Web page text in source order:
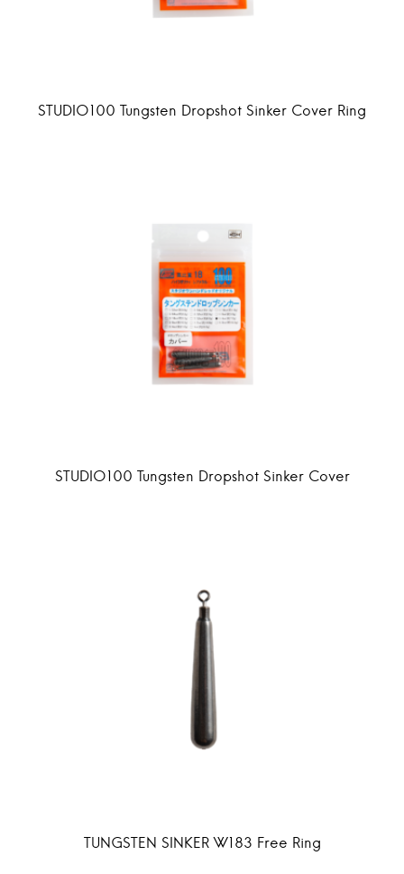
STUDIO100 Tungsten Dropshot Sinker Cover Ring
STUDIO100 Tungsten Dropshot Sinker Cover
TUNGSTEN SINKER W183 Free Ring